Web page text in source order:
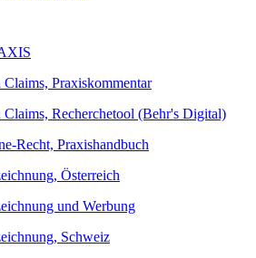
Praxiskommentar
Recherchetool (Behr's Digital)
Recht, Praxishandbuch
Österreich
und Werbung
Schweiz